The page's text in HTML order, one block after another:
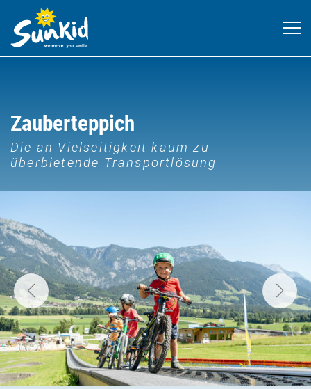
Zauberteppich
Die an Vielseitigkeit kaum zu
überbietende Transportlösung